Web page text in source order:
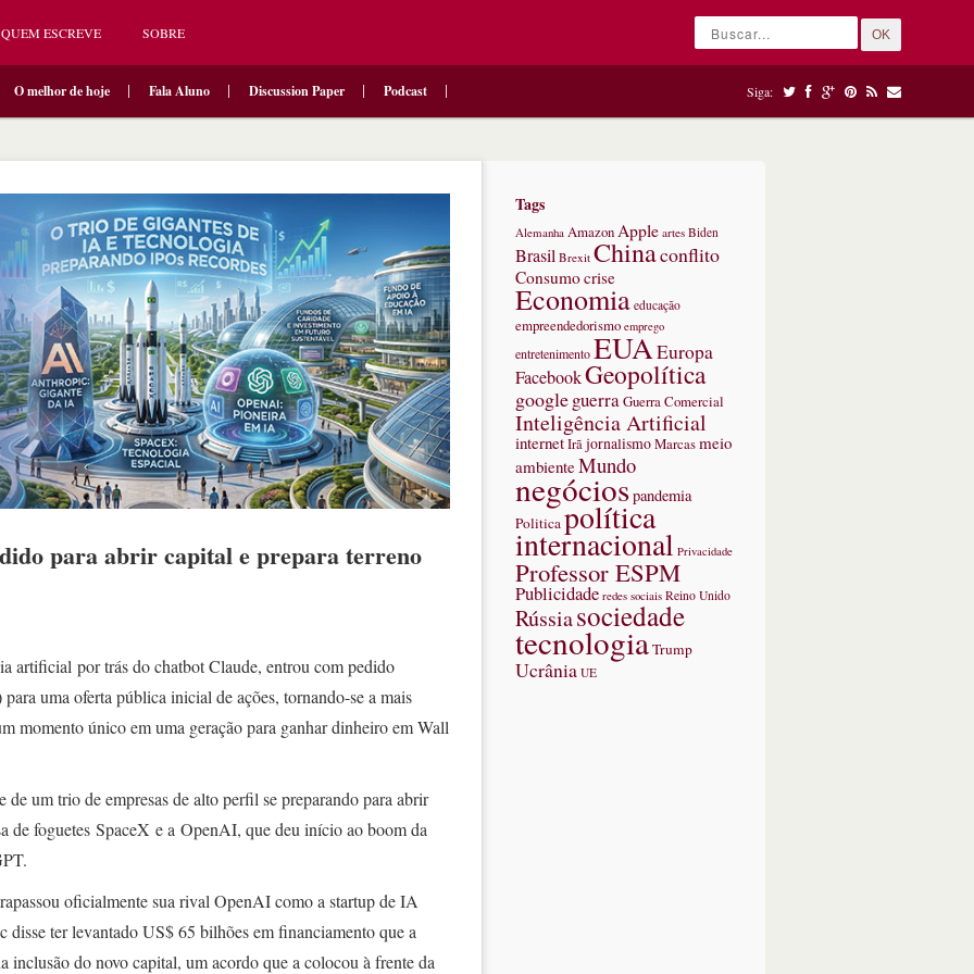
QUEM ESCREVE SOBRE OK
O melhor de hoje Fala Aluno Discussion Paper Podcast Siga:
para abrir capital e prepara terreno
artificial por trás do chatbot Claude, entrou com pedido
uma oferta pública inicial de ações, tornando-se a mais
momento único em uma geração para ganhar dinheiro em Wall
um trio de empresas de alto perfil se preparando para abrir
de foguetes SpaceX e a OpenAI, que deu início ao boom da
oficialmente sua rival OpenAI como a startup de IA
ter levantado US$ 65 bilhões em financiamento que a
inclusão do novo capital, um acordo que a colocou à frente da
Tags
Alemanha Amazon Apple artes Biden
Brasil Brexit Chinaconflito
Consumocrise
Economia educação
empreendedorismo emprego
entretenimentoEUAEuropa
FacebookGeopolítica
googleguerraGuerra Comercial
Inteligência Artificial
internetIrãjornalismoMarcasmeio
ambienteMundo
negóciospandemia
Politicapolítica
internacional Privacidade
Professor ESPM
Publicidade redes sociais Reino Unido
Rússiasociedade
tecnologiaTrump
Ucrânia UE